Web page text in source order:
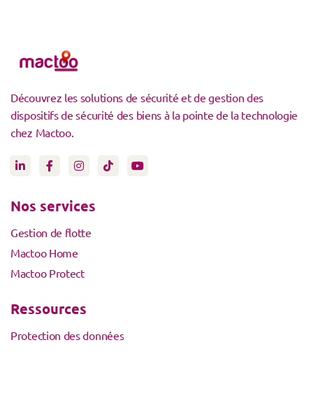
Découvrez les solutions de sécurité et de gestion des
dispositifs de sécurité des biens à la pointe de la technologie
chez Mactoo.
Nos services
Gestion de flotte
Mactoo Home
Mactoo Protect
Ressources
Protection des données